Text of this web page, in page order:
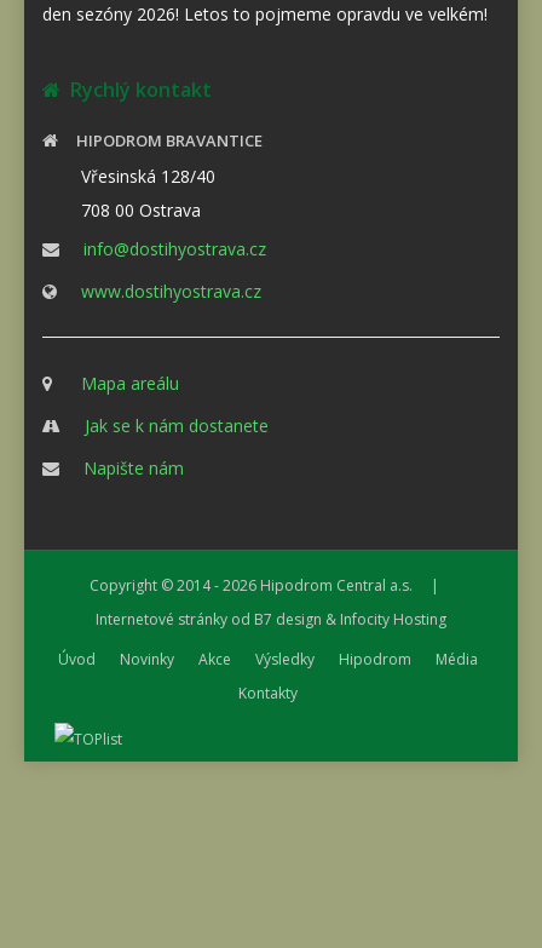
den sezóny 2026! Letos to pojmeme opravdu ve velkém!
Rychlý kontakt
HIPODROM BRAVANTICE
Vřesinská 128/40
708 00 Ostrava
info@dostihyostrava.cz
www.dostihyostrava.cz
Mapa areálu
Jak se k nám dostanete
Napište nám
Copyright © 2014 - 2026 Hipodrom Central a.s. |
Internetové stránky od B7 design & Infocity Hosting
Úvod
Novinky Akce Výsledky Hipodrom
Média
Kontakty